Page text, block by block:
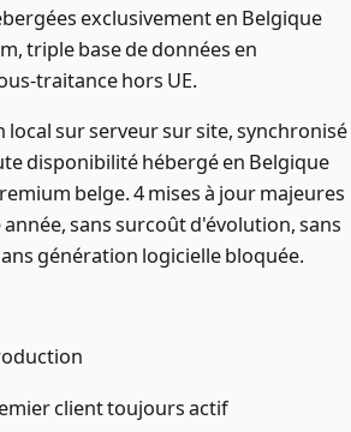
exclusivement en Belgique
triple base de données en
traitance hors UE.
local sur serveur sur site, synchronisé
disponibilité hébergé en Belgique
belge. 4 mises à jour majeures
sans surcoût d'évolution, sans
génération logicielle bloquée.
client toujours actif